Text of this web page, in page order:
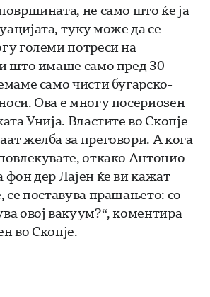
не само што ќе ја
туку може да се
големи потреси на
што имаше само пред 30
само чисти бугарско-
Ова е многу посериозен
Унија. Властите во Скопјe
желба за преговори. А кога
откако Антонио
дер Лајен ќе ви кажат
се поставува прашањето: со
овој вакуум?“, коментира
во Скопје.